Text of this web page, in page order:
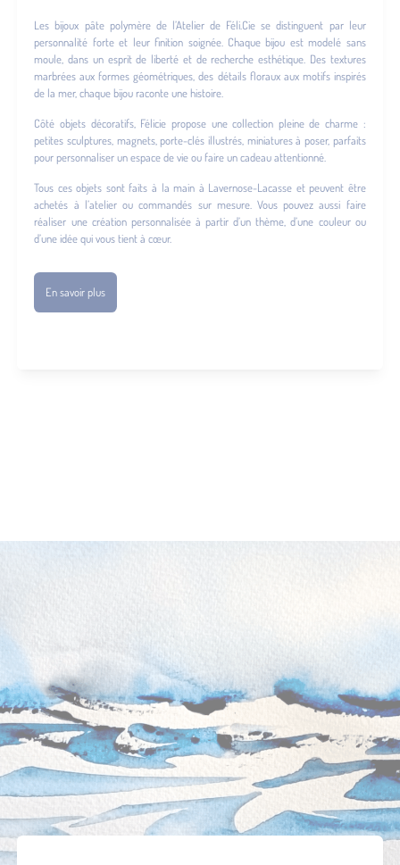
Les bijoux pâte polymère de l’Atelier de Féli.Cie se distinguent par leur
personnalité forte et leur finition soignée. Chaque bijou est modelé sans
moule, dans un esprit de liberté et de recherche esthétique. Des textures
marbrées aux formes géométriques, des détails floraux aux motifs inspirés
de la mer, chaque bijou raconte une histoire.
Côté objets décoratifs, Félicie propose une collection pleine de charme :
petites sculptures, magnets, porte-clés illustrés, miniatures à poser, parfaits
pour personnaliser un espace de vie ou faire un cadeau attentionné.
Tous ces objets sont faits à la main à Lavernose-Lacasse et peuvent être
achetés à l’atelier ou commandés sur mesure. Vous pouvez aussi faire
réaliser une création personnalisée à partir d’un thème, d’une couleur ou
d’une idée qui vous tient à cœur.
En savoir plus